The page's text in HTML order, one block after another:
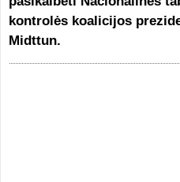
kontrolės koalicijos
Midttun.